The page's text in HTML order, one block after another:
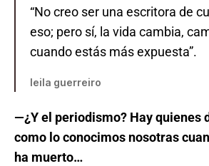
“No creo ser una escritora de
eso; pero sí, la vida cambia,
cuando estás más expuesta”.
leila guerreiro
—¿Y el periodismo? Hay quienes
como lo conocimos nosotras
ha muerto…